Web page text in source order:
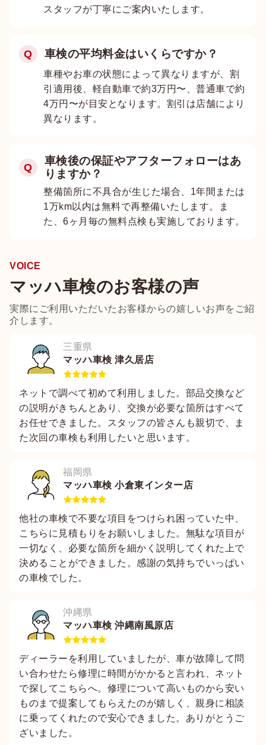
スタッフが丁寧にご案内いたします。
Q 車検の平均料金はいくらですか？
車種やお車の状態によって異なりますが、割
引適用後、軽自動車で約3万円〜、普通車で約
4万円〜が目安となります。割引は店舗により
異なります。
Q
車検後の保証やアフターフォローはあ
りますか？
整備箇所に不具合が生じた場合、1年間または
1万km以内は無料で再整備いたします。ま
た、6ヶ月毎の無料点検も実施しております。
VOICE
マッハ車検のお客様の声
実際にご利用いただいたお客様からの嬉しいお声をご紹
介します。
三重県
マッハ車検 津久居店
ネットで調べて初めて利用しました。部品交換など
の説明がきちんとあり、交換が必要な箇所はすべて
お任せできました。スタッフの皆さんも親切で、ま
た次回の車検も利用したいと思います。
福岡県
マッハ車検 小倉東インター店
他社の車検で不要な項目をつけられ困っていた中、
こちらに見積もりをお願いしました。無駄な項目が
一切なく、必要な箇所を細かく説明してくれた上で
決めることができました。感謝の気持ちでいっぱい
の車検でした。
沖縄県
マッハ車検 沖縄南風原店
ディーラーを利用していましたが、車が故障して問
い合わせたら修理に時間がかかると言われ、ネット
で探してこちらへ。修理について高いものから安い
ものまで提案してもらえたのが嬉しく、親身に相談
に乗ってくれたので安心できました。ありがとうご
ざいました。